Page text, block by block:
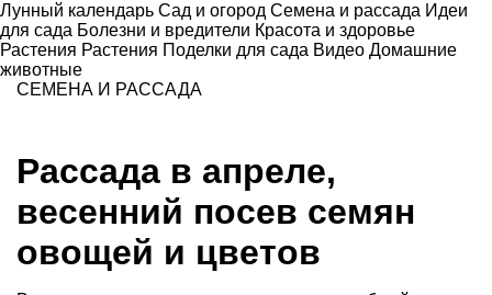
Лунный календарь Сад и огород Семена и рассада Идеи
для сада Болезни и вредители Красота и здоровье
Растения Растения Поделки для сада Видео Домашние
животные
СЕМЕНА И РАССАДА
Рассада в апреле,
весенний посев семян
овощей и цветов